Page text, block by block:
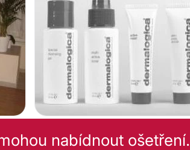
nabídnout ošetření.